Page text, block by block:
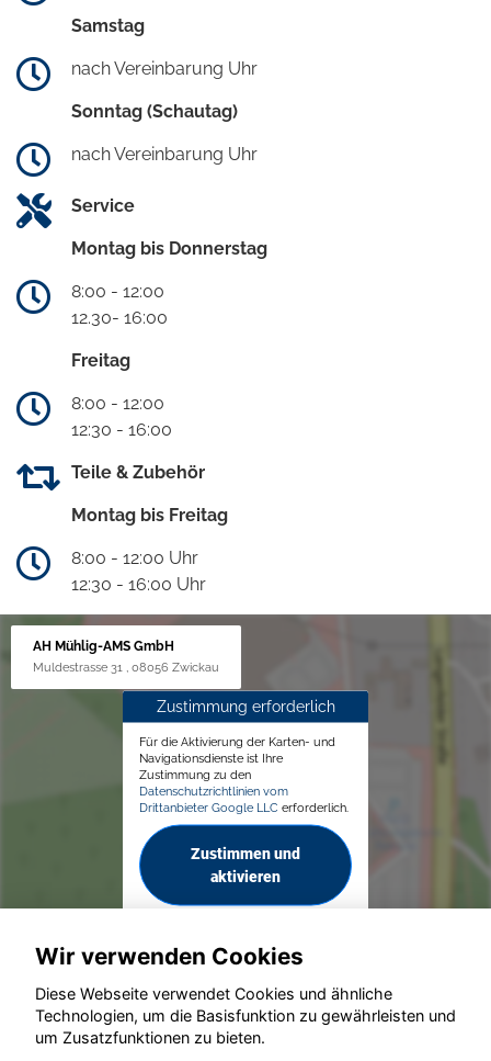
Samstag
nach Vereinbarung Uhr
Sonntag (Schautag)
nach Vereinbarung Uhr
Service
Montag bis Donnerstag
8:00 - 12:00
12.30- 16:00
Freitag
8:00 - 12:00
12:30 - 16:00
Teile & Zubehör
Montag bis Freitag
8:00 - 12:00 Uhr
12:30 - 16:00 Uhr
AH Mühlig-AMS GmbH
Muldestrasse 31 , 08056 Zwickau
Zustimmung erforderlich
Für die Aktivierung der Karten- und
Navigationsdienste ist Ihre
Zustimmung zu den
Datenschutzrichtlinien vom
Drittanbieter Google LLC erforderlich.
Zustimmen und
aktivieren
© konjunkturmotor.de GmbH 2020 - 2026
Wir verwenden Cookies
Diese Webseite verwendet Cookies und ähnliche
Technologien, um die Basisfunktion zu gewährleisten und
um Zusatzfunktionen zu bieten.